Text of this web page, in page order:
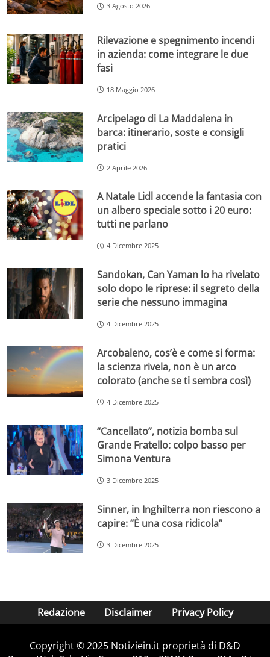
3 Agosto 2026
Rilevazione e spegnimento incendi
in azienda: come integrare le due
fasi
18 Maggio 2026
Arcipelago di La Maddalena in
barca: itinerario, soste e consigli
pratici
2 Aprile 2026
A Natale Lidl accende la fantasia con
un albero speciale sotto i 20 euro:
tutti ne parlano
4 Dicembre 2025
Sandokan, Can Yaman lo ha rivelato
solo dopo le riprese: il segreto della
serie che nessuno immagina
4 Dicembre 2025
Arcobaleno, cos’è e come si forma:
la scienza rivela, non è un arco
colorato (anche se ti sembra così)
4 Dicembre 2025
“Cancellato”, notizia bomba sul
Grande Fratello: colpo basso per
Simona Ventura
3 Dicembre 2025
Sinner, in Inghilterra non riescono a
capire: ”È una cosa ridicola”
3 Dicembre 2025
Redazione Disclaimer Privacy Policy
Copyright © 2025 Notiziein.it proprietà di D&D